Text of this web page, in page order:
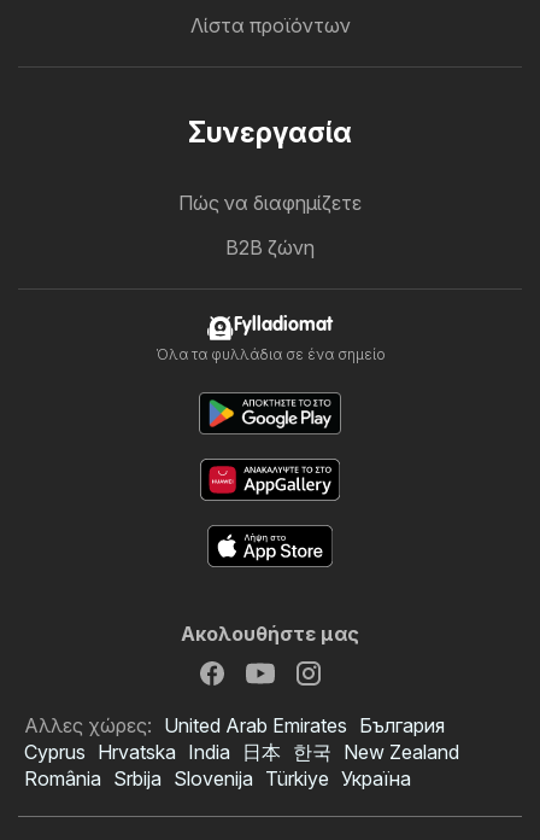
Λίστα προϊόντων
Συνεργασία
Πώς να διαφημίζετε
B2B ζώνη
Fylladiomat
Όλα τα φυλλάδια σε ένα σημείο
Ακολουθήστε μας
Αλλες χώρες: United Arab Emirates България
Cyprus Hrvatska India 日本 한국 New Zealand
România Srbija Slovenija Türkiye Україна